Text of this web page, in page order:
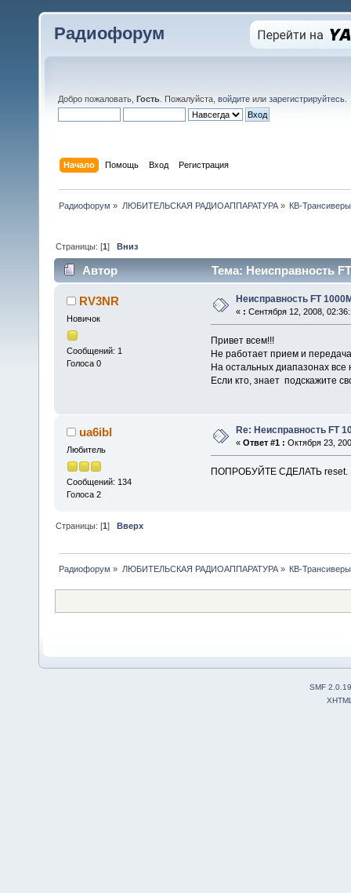
Радиофорум
Добро пожаловать, Гость . Пожалуйста, войдите или зарегистрируйтесь
Начало Помощь Вход Регистрация
Радиофорум » ЛЮБИТЕЛЬСКАЯ РАДИОАППАРАТУРА» КВ-Трансиверы
Страницы: [1]Вниз
Автор Тема: Неисправность
RV3NR
Новичок
Сообщений: 1
Голоса 0
Неисправность FT
« : Сентября 12, 2008,
Привет всем!!!
Не работает прием и
На остальных диапазонах все
Если кто, знает подскажите
ua6ibl
Любитель
Сообщений: 134
Голоса 2
Re: Неисправность FT
« Ответ #1 : Октября 23,
ПОПРОБУЙТЕ СДЕЛАТЬ reset.
Страницы: [1]Вверх
Радиофорум » ЛЮБИТЕЛЬСКАЯ РАДИОАППАРАТУРА» КВ-Трансиверы
SMF 2.0.19